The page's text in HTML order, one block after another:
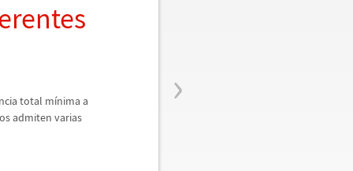
›
total mínima a
admiten varias